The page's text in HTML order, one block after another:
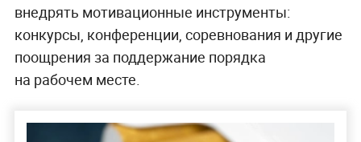
внедрять мотивационные инструменты:
конкурсы, конференции, соревнования и другие
поощрения за поддержание порядка
на рабочем месте.